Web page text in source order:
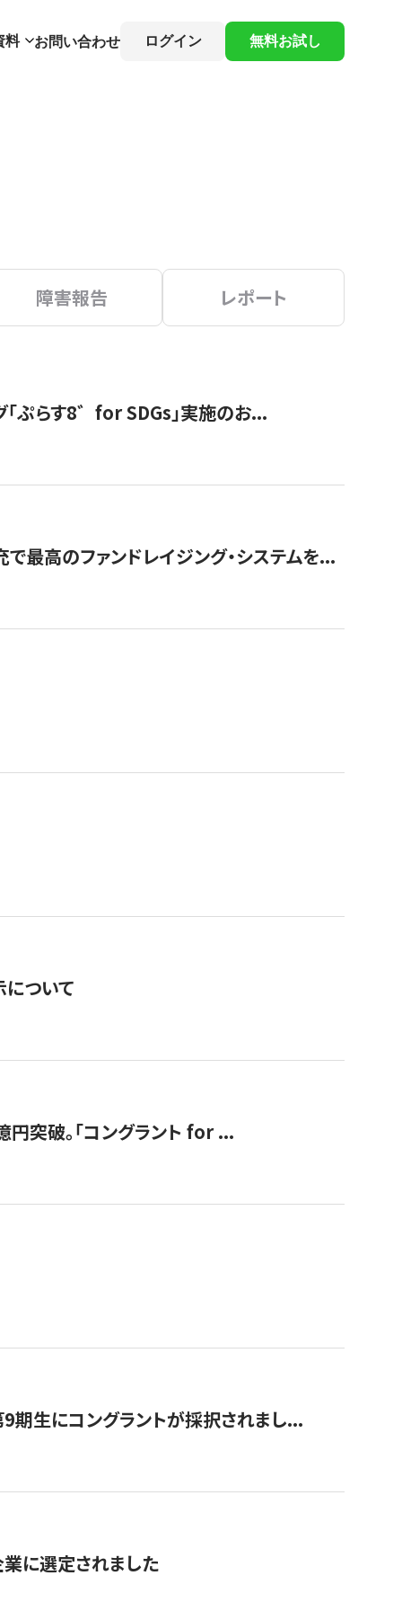
料 お問い合わせ ログイン 無料お試し
障害報告 レポート
ぷらす8゛for SDGs」実施のお...
最高のファンドレイジング・システムを...
ついて
突破。「コングラント for ...
9期生にコングラントが採択されまし...
に選定されました